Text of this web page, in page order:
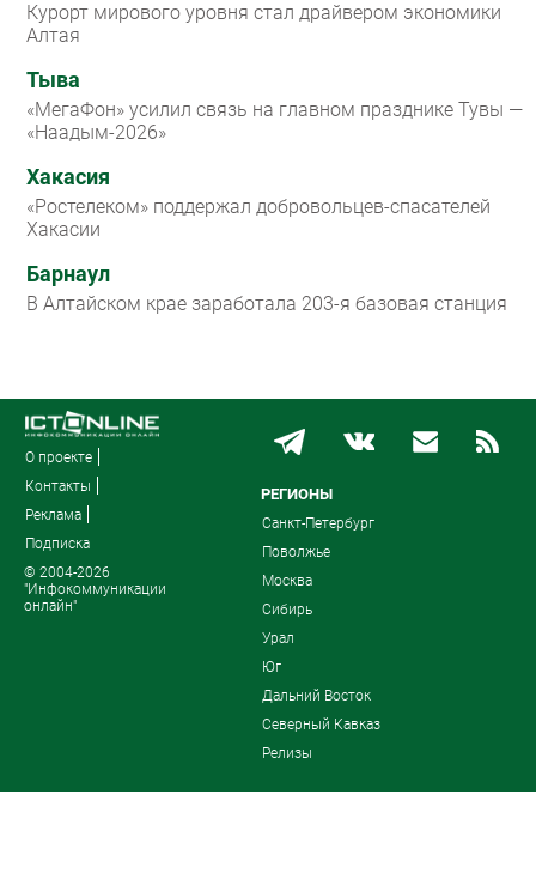
Курорт мирового уровня стал драйвером экономики
Алтая
Тыва
«МегаФон» усилил связь на главном празднике Тувы —
«Наадым-2026»
Хакасия
«Ростелеком» поддержал добровольцев-спасателей
Хакасии
Барнаул
В Алтайском крае заработала 203-я базовая станция
О проекте
Контакты
Реклама
Подписка
© 2004-2026
"Инфокоммуникации
онлайн"
РЕГИОНЫ
Санкт-Петербург
Поволжье
Москва
Сибирь
Урал
Юг
Дальний Восток
Северный Кавказ
Релизы